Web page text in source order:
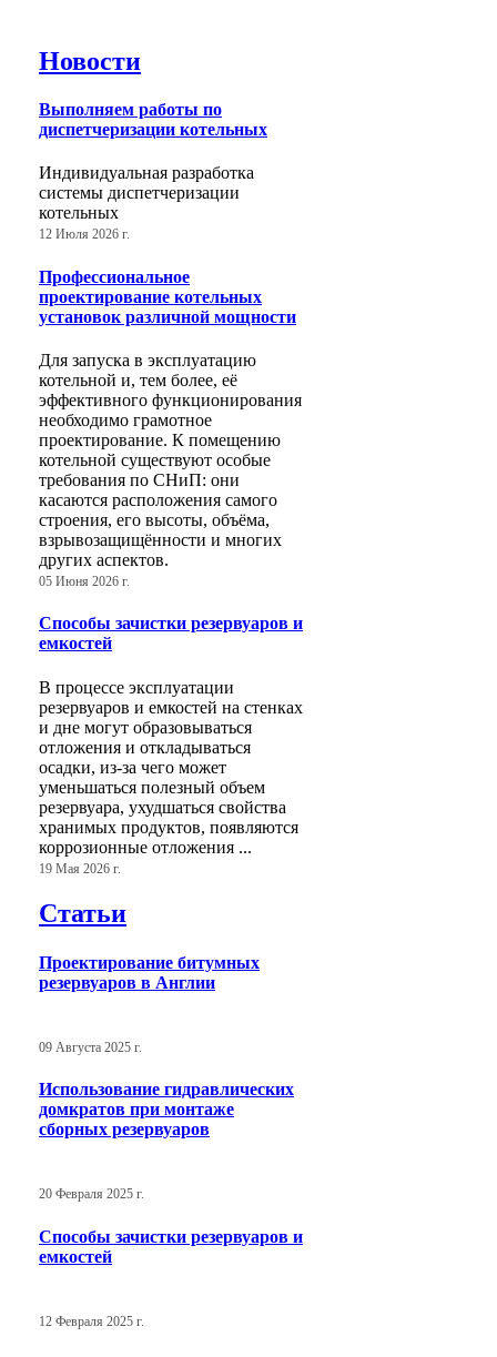
Новости
Выполняем работы по
диспетчеризации котельных
Индивидуальная разработка
системы диспетчеризации
котельных
12 Июля 2026 г.
Профессиональное
проектирование котельных
установок различной мощности
Для запуска в эксплуатацию
котельной и, тем более, её
эффективного функционирования
необходимо грамотное
проектирование. К помещению
котельной существуют особые
требования по СНиП: они
касаются расположения самого
строения, его высоты, объёма,
взрывозащищённости и многих
других аспектов.
05 Июня 2026 г.
Способы зачистки резервуаров и
емкостей
В процессе эксплуатации
резервуаров и емкостей на стенках
и дне могут образовываться
отложения и откладываться
осадки, из-за чего может
уменьшаться полезный объем
резервуара, ухудшаться свойства
хранимых продуктов, появляются
коррозионные отложения ...
19 Мая 2026 г.
Статьи
Проектирование битумных
резервуаров в Англии
09 Августа 2025 г.
Использование гидравлических
домкратов при монтаже
сборных резервуаров
20 Февраля 2025 г.
Способы зачистки резервуаров и
емкостей
12 Февраля 2025 г.